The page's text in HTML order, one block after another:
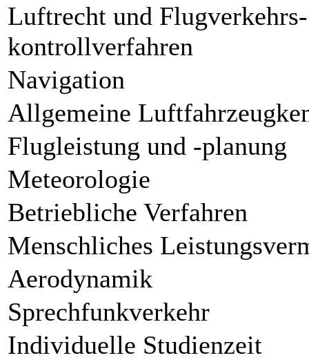
Luftrecht und Flugverkehrs-
kontrollverfahren
Navigation
Allgemeine
Flugleistung und -planung
Meteorologie
Betriebliche Verfahren
Menschliches
Aerodynamik
Sprechfunkverkehr
Individuelle Studienzeit